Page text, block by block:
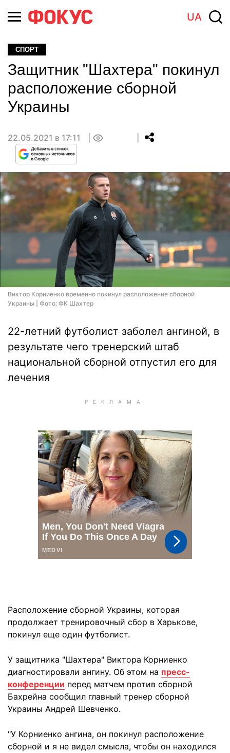
UA
СПОРТ
Защитник "Шахтера" покинул
расположение сборной
Украины
22.05.2021 в 17:11
Виктор Корниенко временно покинул расположение сборной
Украины | Фото: ФК Шахтер
22-летний футболист заболел ангиной, в
результате чего тренерский штаб
национальной сборной отпустил его для
лечения
Расположение сборной Украины, которая
продолжает тренировочный сбор в Харькове,
покинул еще один футболист.
У защитника "Шахтера" Виктора Корниенко
диагностировали ангину. Об этом на пресс-
конференции перед матчем против сборной
Бахрейна сообщил главный тренер сборной
Украины Андрей Шевченко.
"У Корниенко ангина, он покинул расположение
сборной и я не видел смысла, чтобы он находился